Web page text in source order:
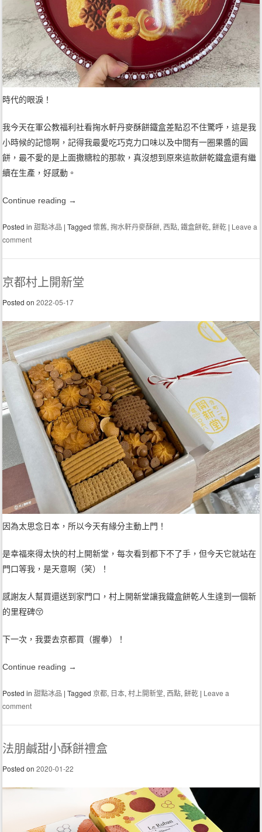
時代的眼淚！
我今天在軍公教福利社看掬水軒丹麥酥餅鐵盒差點忍不住驚呼，這是我
小時候的記憶啊，記得我最愛吃巧克力口味以及中間有一圈果醬的圓
餅，最不愛的是上面撒糖粒的那款，真沒想到原來這款餅乾鐵盒還有繼
續在生產，好感動。
Continue reading →
Posted in甜點冰品 |Tagged懷舊,掬水軒丹麥酥餅,西點,鐵盒餅乾,餅乾 | Leave a
comment
京都村上開新堂
Posted on2022-05-17
因為太思念日本，所以今天有緣分主動上門！
是幸福來得太快的村上開新堂，每次看到都下不了手，但今天它就站在
門口等我，是天意啊（笑）！
感謝友人幫買還送到家門口，村上開新堂讓我鐵盒餅乾人生達到一個新
的里程碑😚
下一次，我要去京都買（握拳）！
Continue reading →
Posted in甜點冰品 |Tagged京都, 日本,村上開新堂,西點,餅乾 | Leave a
comment
法朋鹹甜小酥餅禮盒
Posted on2020-01-22